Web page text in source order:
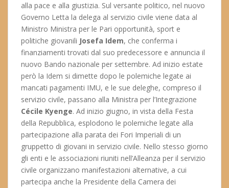
alla pace e alla giustizia. Sul versante politico, nel nuovo
Governo Letta la delega al servizio civile viene data al
Ministro Ministra per le Pari opportunità, sport e
politiche giovanili Josefa Idem, che conferma i
finanziamenti trovati dal suo predecessore e annuncia il
nuovo Bando nazionale per settembre. Ad inizio estate
però la Idem si dimette dopo le polemiche legate ai
mancati pagamenti IMU, e le sue deleghe, compreso il
servizio civile, passano alla Ministra per l’Integrazione
Cécile Kyenge. Ad inizio giugno, in vista della Festa
della Repubblica, esplodono le polemiche legate alla
partecipazione alla parata dei Fori Imperiali di un
gruppetto di giovani in servizio civile. Nello stesso giorno
gli enti e le associazioni riuniti nell’Alleanza per il servizio
civile organizzano manifestazioni alternative, a cui
partecipa anche la Presidente della Camera dei